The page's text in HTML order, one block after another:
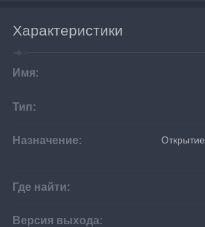
Характеристики
Имя:
Тип:
Назначение:
Где найти:
Версия выхода: